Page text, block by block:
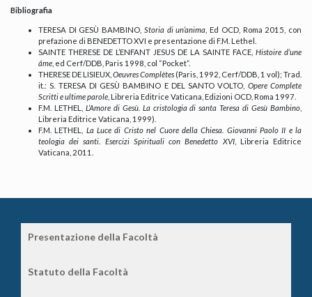
Bibliografia
TERESA DI GESÙ BAMBINO, Storia di un’anima , Ed OCD, Roma 2015, con
prefazione di BENEDETTO XVI e presentazione di F.M. Lethel.
SAINTE THERESE DE L’ENFANT JESUS DE LA SAINTE FACE, Histoire d’une
âme , ed Cerf/DDB, Paris 1998, col “Pocket”.
THERESE DE LISIEUX, Oeuvres Complètes (Paris, 1992, Cerf/DDB, 1 vol); Trad.
it.: S. TERESA DI GESÙ BAMBINO E DEL SANTO VOLTO, Opere Complete
Scritti e ultime parole , Libreria Editrice Vaticana, Edizioni OCD, Roma 1997.
F.M. LETHEL, L’Amore di Gesù. La cristologia di santa Teresa di Gesù Bambino
Libreria Editrice Vaticana, 1999).
F.M. LETHEL, La Luce di Cristo nel Cuore della Chiesa. Giovanni Paolo II e la
teologia dei santi
Esercizi Spirituali con Benedetto XVI, Libreria Editrice
Vaticana, 2011.
Presentazione della Facoltà
Statuto della Facoltà